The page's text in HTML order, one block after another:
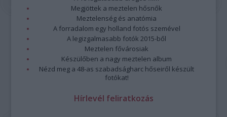
Megjöttek a meztelen hősnők
Meztelenség és anatómia
A forradalom egy holland fotós szemével
A legizgalmasabb fotók 2015-ből
Meztelen fővárosiak
Készülőben a nagy meztelen album
Nézd meg a 48-as szabadságharc hőseiről készült
fotókat!
Hírlevél feliratkozás